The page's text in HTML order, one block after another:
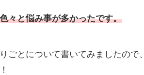
々と悩み事が多かったです。
ごとについて書いてみましたので